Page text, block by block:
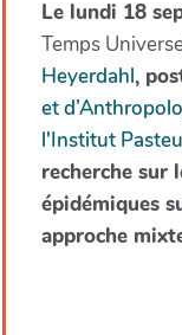
Le lundi 18
Temps
Heyerdahl,
et
l'Institut
recherche sur
épidémiques
approche